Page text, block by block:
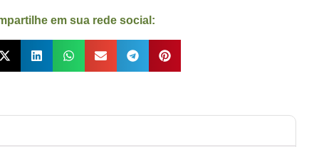
em sua rede social: